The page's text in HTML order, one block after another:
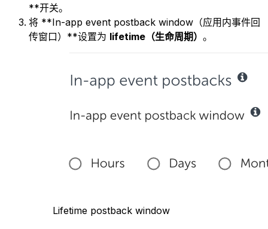
**开关。
将 **In-app event postback window（应用内事件回
传窗口）**设置为 lifetime（生命周期） 。
Lifetime postback window